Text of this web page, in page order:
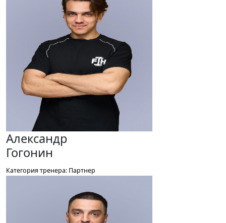
Александр
Гогонин
Категория тренера: Партнер